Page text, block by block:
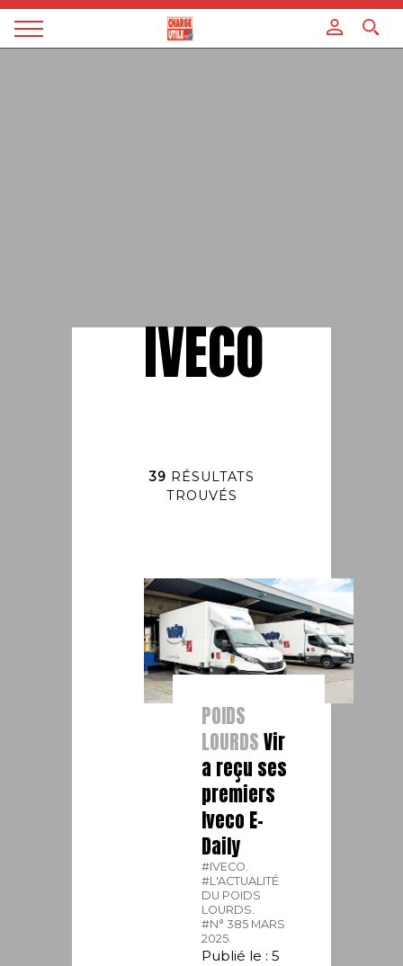
Magazine
IVECO
39 RÉSULTATS
TROUVÉS
POIDS
LOURDSVir
a reçu ses
premiers
Iveco E-
Daily
#IVECO.
#L'ACTUALITÉ
DU POIDS
LOURDS.
#N° 385 MARS
2025.
Publié le : 5
Panneau de gestion des cookies